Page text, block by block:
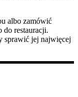
albo zamówić
do restauracji.
sprawić jej najwięcej